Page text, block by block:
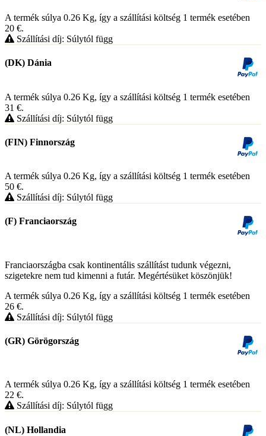
A termék súlya 0.26 Kg, így a szállítási költség 1 termék esetében
20 €.
Szállítási díj: Súlytól függ
(DK) Dánia
A termék súlya 0.26 Kg, így a szállítási költség 1 termék esetében
31 €.
Szállítási díj: Súlytól függ
(FIN) Finnország
A termék súlya 0.26 Kg, így a szállítási költség 1 termék esetében
50 €.
Szállítási díj: Súlytól függ
(F) Franciaország
Franciaországba csak kontinentális szállítást tudunk végezni,
szigetekre nem tud kimenni a futár. Megértésüket köszönjük!
A termék súlya 0.26 Kg, így a szállítási költség 1 termék esetében
26 €.
Szállítási díj: Súlytól függ
(GR) Görögország
A termék súlya 0.26 Kg, így a szállítási költség 1 termék esetében
22 €.
Szállítási díj: Súlytól függ
(NL) Hollandia